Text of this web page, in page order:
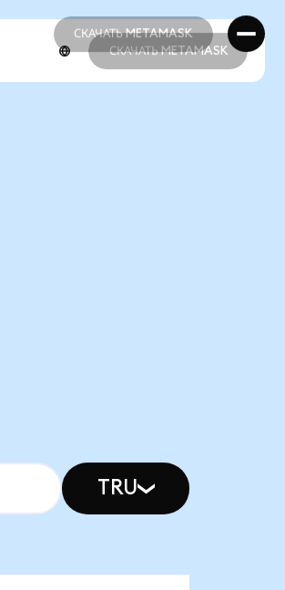
СКАЧАТЬ METAMASK
СКАЧАТЬ METAMASK
СКАЧАТЬ METAMASK
TRU